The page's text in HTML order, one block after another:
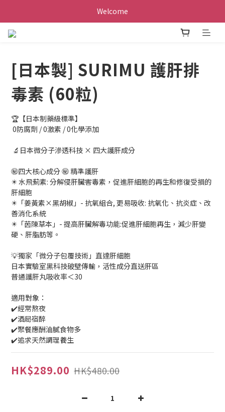
Welcome
[日本製] SURIMU 護肝排
毒素 (60粒)
🏆【日本制藥級標準】
0防腐劑 / 0激素 / 0化學添加
🔬日本微分子滲透科技 × 四大護肝成分
㊙️四大核心成分 ㊙️ 精準護肝
✴️ 水飛薊素: 分解侵肝臟害毒素，促進肝細胞的再生和修復受損的
肝細胞
✴️「姜黃素×黑胡椒」- 抗氧組合, 更易吸收: 抗氧化、抗炎症、改
善消化系統
✴️「茵陳草本」- 提高肝臟解毒功能:促進肝細胞再生，減少肝變
硬、肝脂肪等。
💡獨家「微分子包覆技術」直達肝細胞
日本實驗室黑科技破壁傳輸，活性成分直送肝區
普通護肝丸吸收率＜30
適用對象：
✔️經常熬夜
✔️酒局宿醉
✔️聚餐應酬油膩食物多
✔️追求天然調理養生
HK$289.00 HK$480.00